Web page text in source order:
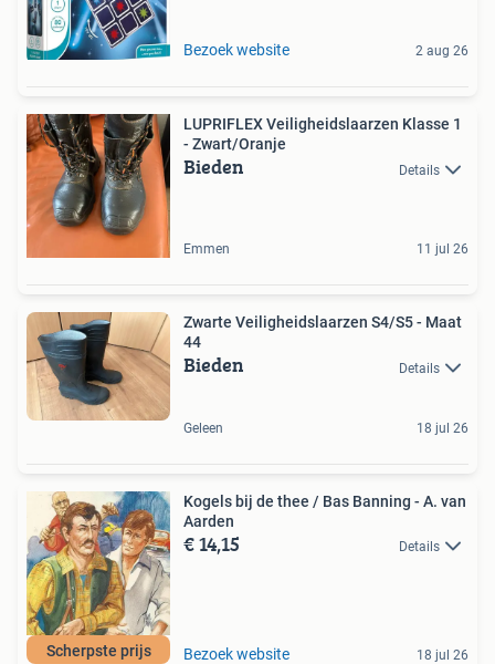
Bezoek website 2 aug 26
LUPRIFLEX Veiligheidslaarzen Klasse 1
- Zwart/Oranje
Bieden Details
Emmen 11 jul 26
Zwarte Veiligheidslaarzen S4/S5 - Maat
44
Bieden Details
Geleen 18 jul 26
Scherpste prijs
Kogels bij de thee / Bas Banning - A. van
Aarden
€ 14,15 Details
Bezoek website 18 jul 26